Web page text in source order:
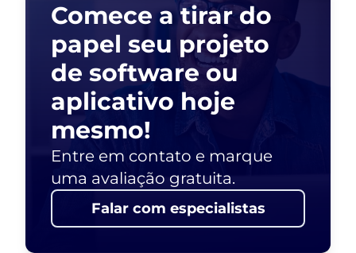
Comece a tirar do
papel seu projeto
de software ou
aplicativo hoje
mesmo!
Entre em contato e marque
uma avaliação gratuita.
Falar com especialistas